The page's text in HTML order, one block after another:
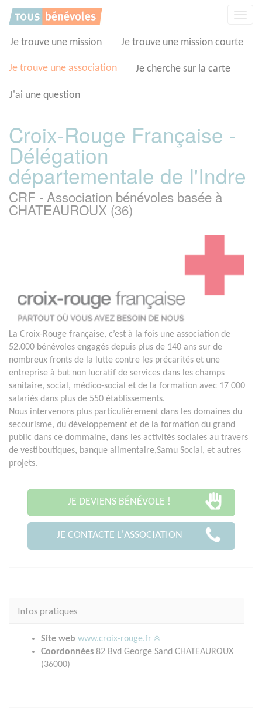
Je trouve une mission Je trouve une mission courte
Je trouve une association Je cherche sur la carte
J'ai une question
Croix-Rouge Française -
Délégation
départementale de l'Indre
CRF - Association bénévoles basée à
CHATEAUROUX (36)
La Croix-Rouge française, c’est à la fois une association de
52.000 bénévoles engagés depuis plus de 140 ans sur de
nombreux fronts de la lutte contre les précarités et une
entreprise à but non lucratif de services dans les champs
sanitaire, social, médico-social et de la formation avec 17 000
salariés dans plus de 550 établissements.
Nous intervenons plus particulièrement dans les domaines du
secourisme, du développement et de la formation du grand
public dans ce dommaine, dans les activités sociales au travers
de vestiboutiques, banque alimentaire,Samu Social, et autres
projets.
JE DEVIENS BÉNÉVOLE !
JE CONTACTE L'ASSOCIATION
Infos pratiques
Site web www.croix-rouge.fr
Coordonnées 82 Bvd George Sand CHATEAUROUX
(36000)
Panneau de gestion des cookies